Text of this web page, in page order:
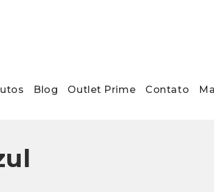
Blog Outlet Prime Contato